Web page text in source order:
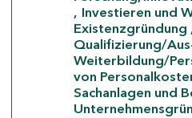
Investieren und
Existenzgründung
Qualifizierung/
Weiterbildung/
von
Sachanlagen und